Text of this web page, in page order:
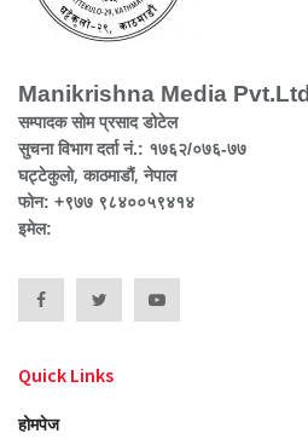
Manikrishna Media Pvt.Ltd
सम्पादक सोम प्रसाद डोटेल
सुचना विभाग दर्ता नं.: १७६२/०७६-७७
घट्टेकुलो, काठमाडौं, नेपाल
फोन: +९७७ ९८४००५९४१४
इमेल:
Quick Links
होमपेज